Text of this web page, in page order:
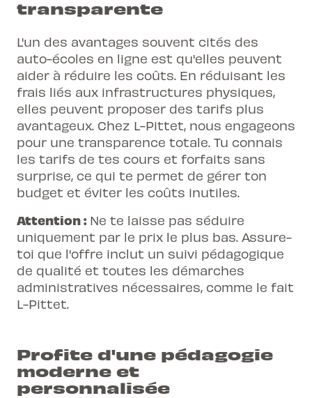
transparente
L'un des avantages souvent cités des
auto-écoles en ligne est qu'elles peuvent
aider à réduire les coûts. En réduisant les
frais liés aux infrastructures physiques,
elles peuvent proposer des tarifs plus
avantageux. Chez L-Pittet, nous engageons
pour une transparence totale. Tu connais
les tarifs de tes cours et forfaits sans
surprise, ce qui te permet de gérer ton
budget et éviter les coûts inutiles.
Attention : Ne te laisse pas séduire
uniquement par le prix le plus bas. Assure-
toi que l'offre inclut un suivi pédagogique
de qualité et toutes les démarches
administratives nécessaires, comme le fait
L-Pittet.
Profite d'une pédagogie
moderne et
personnalisée